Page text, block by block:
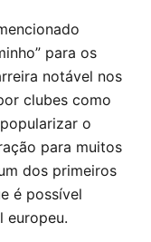
para os
notável nos
clubes como
o
para muitos
dos primeiros
é possível
europeu.